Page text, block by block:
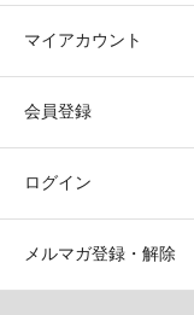
マイアカウント
会員登録
ログイン
メルマガ登録・解除